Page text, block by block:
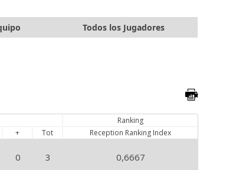
Todos los Jugadores
Ranking
+ Tot Reception Ranking Index
0 3 0,6667